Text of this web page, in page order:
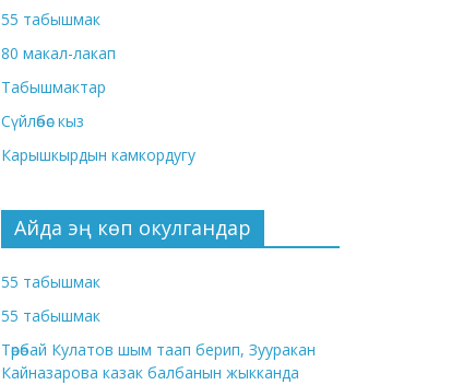
55 табышмак
80 макал-лакап
Табышмактар
Сүйлөбөс кыз
Карышкырдын камкордугу
Айда эң көп окулгандар
55 табышмак
55 табышмак
Төрөбай Кулатов шым таап берип, Зууракан
Кайназарова казак балбанын жыкканда